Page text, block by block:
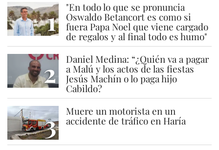
1 "En todo lo que se pronuncia
Oswaldo Betancort es como si
fuera Papa Noel que viene cargado
de regalos y al final todo es humo"
2 Daniel Medina: “¿Quién va a pagar
a Malú y los actos de las fiestas
Jesús Machín o lo paga hijo
Cabildo?
3 Muere un motorista en un
accidente de tráfico en Haría